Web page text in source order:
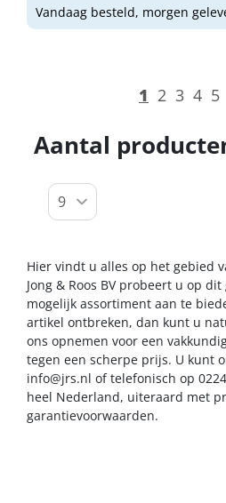
Vandaag besteld, morgen
1 2 3 4 5
Aantal
Hier vindt u alles op het gebied
Jong & Roos BV probeert u op
mogelijk assortiment aan te
artikel ontbreken, dan kunt u
ons opnemen voor een
tegen een scherpe prijs. U kunt
info@jrs.nl of telefonisch op
heel Nederland, uiteraard met
garantievoorwaarden.